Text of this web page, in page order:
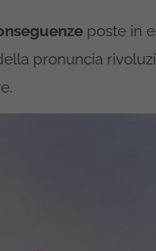
poste in
pronuncia